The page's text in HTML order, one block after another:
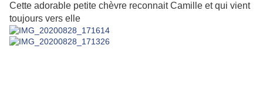
Cette adorable petite chèvre reconnait Camille et qui vient
toujours vers elle